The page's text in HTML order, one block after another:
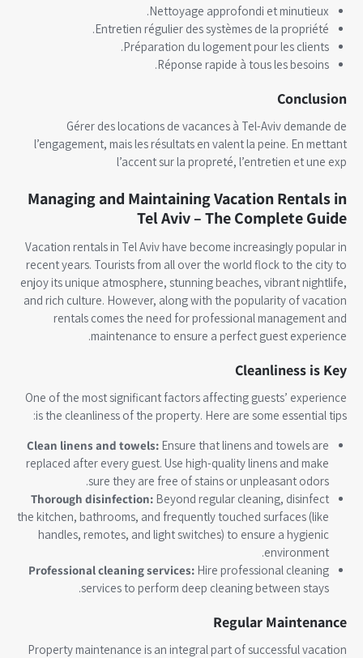
Nettoyage approfondi et minutieux.
Entretien régulier des systèmes de la propriété.
Préparation du logement pour les clients.
Réponse rapide à tous les besoins.
Conclusion
Gérer des locations de vacances à Tel-Aviv demande de
l’engagement, mais les résultats en valent la peine. En mettant
l’accent sur la propreté, l’entretien et une exp
Managing and Maintaining Vacation Rentals in
Tel Aviv – The Complete Guide
Vacation rentals in Tel Aviv have become increasingly popular in
recent years. Tourists from all over the world flock to the city to
enjoy its unique atmosphere, stunning beaches, vibrant nightlife,
and rich culture. However, along with the popularity of vacation
rentals comes the need for professional management and
maintenance to ensure a perfect guest experience.
Cleanliness is Key
One of the most significant factors affecting guests’ experience
is the cleanliness of the property. Here are some essential tips:
Clean linens and towels:Ensure that linens and towels are
replaced after every guest. Use high-quality linens and make
sure they are free of stains or unpleasant odors.
Thorough disinfection:Beyond regular cleaning, disinfect
the kitchen, bathrooms, and frequently touched surfaces (like
handles, remotes, and light switches) to ensure a hygienic
environment.
Professional cleaning services:Hire professional cleaning
services to perform deep cleaning between stays.
Regular Maintenance
Property maintenance is an integral part of successful vacation